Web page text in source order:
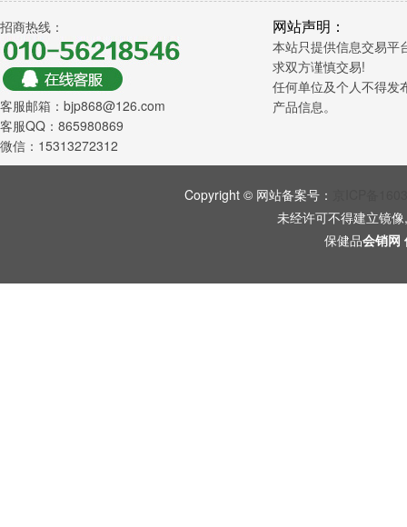
招商热线：
客服邮箱：bjp868@126.com
客服QQ：865980869
微信：15313272312
网站声明：
本站只提供信息交易平
求双方谨慎交易!
任何单位及个人不得发
产品信息。
Copyright © 网站备案号：
未经许可不得建立镜
保健品会销网